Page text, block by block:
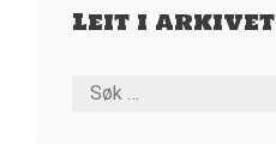
Leit i arkivet